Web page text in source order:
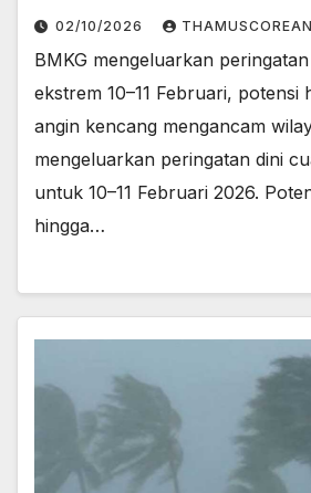
02/10/2026
BMKG mengeluarkan
ekstrem 10–11 Februari, potensi
angin kencang mengancam
mengeluarkan peringatan dini
untuk 10–11 Februari 2026.
hingga…